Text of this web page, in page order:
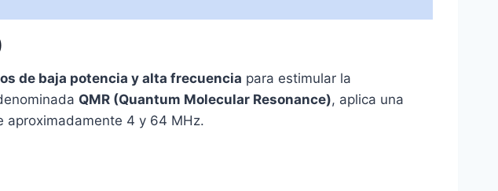
de baja potencia y alta frecuencia para estimular la
QMR (Quantum Molecular Resonance), aplica una
aproximadamente 4 y 64 MHz.